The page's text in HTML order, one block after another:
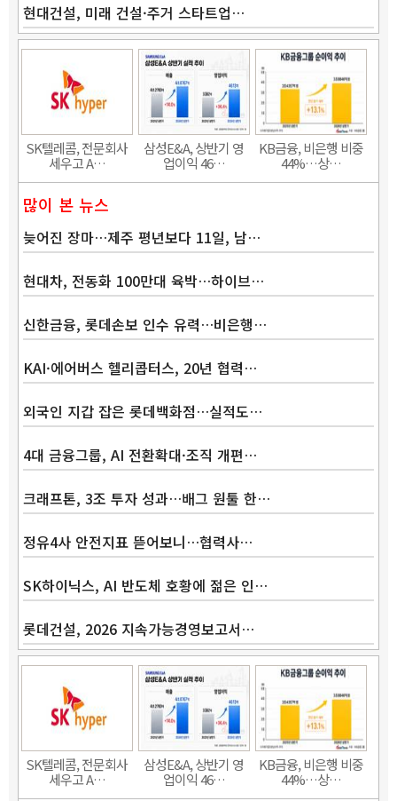
현대건설, 미래 건설·주거 스타트업…
SK텔레콤, 전문회사
세우고 A…
삼성E&A, 상반기 영
업이익 46…
KB금융, 비은행 비중
44%…상…
많이 본 뉴스
늦어진 장마…제주 평년보다 11일, 남…
현대차, 전동화 100만대 육박…하이브…
신한금융, 롯데손보 인수 유력…비은행…
KAI·에어버스 헬리콥터스, 20년 협력…
외국인 지갑 잡은 롯데백화점…실적도…
4대 금융그룹, AI 전환확대·조직 개편…
크래프톤, 3조 투자 성과…배그 원툴 한…
정유4사 안전지표 뜯어보니…협력사…
SK하이닉스, AI 반도체 호황에 젊은 인…
롯데건설, 2026 지속가능경영보고서…
SK텔레콤, 전문회사
세우고 A…
삼성E&A, 상반기 영
업이익 46…
KB금융, 비은행 비중
44%…상…